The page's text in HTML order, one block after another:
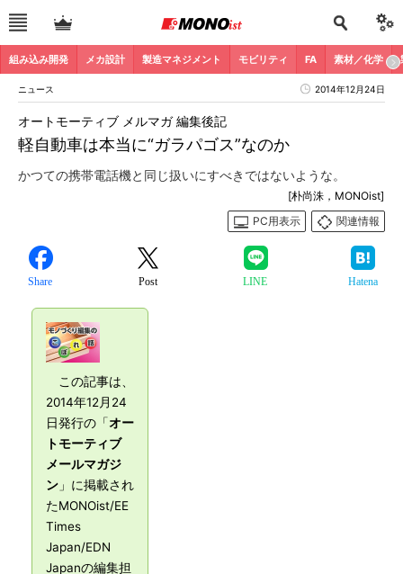
組み込み開発 メカ設計 製造マネジメント モビリティ FA 素材／化学
ニュース 2014年12月24日
軽自動車は本当に“ガラパゴス”なのか
オートモーティブ メルマガ 編集後記
かつての携帯電話機と同じ扱いにすべきではないような。
[朴尚洙，MONOist]
PC用表示
関連情報
Share Post LINE Hatena
この記事は、
2014年12月24
日発行の「オー
トモーティブ
メールマガジ
ン 」に掲載され
たMONOist/EE
Times
Japan/EDN
Japanの編集担